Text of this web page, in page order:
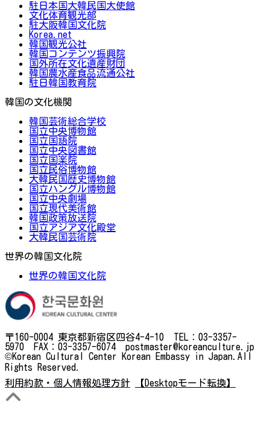
駐日本国大韓民国大使館
文化体育観光部
駐大阪韓国文化院
Korea.net
韓国観光公社
韓国コンテンツ振興院
国外所在文化遺産財団
韓国農水産食品流通公社
駐日韓国教育院
韓国の文化機関
韓国芸術総合学校
国立中央博物館
国立国語院
国立中央図書館
国立国楽院
国立民俗博物館
大韓民国歴史博物館
国立ハングル博物館
国立中央劇場
国立現代美術館
韓国政策放送院
国立アジア文化殿堂
大韓民国芸術院
世界の韓国文化院
世界の韓国文化院
〒160-0004 東京都新宿区四谷4-4-10 TEL：03-3357-
5970 FAX：03-3357-6074 postmaster@koreanculture.jp
©Korean Cultural Center Korean Embassy in Japan.All
Rights Reserved.
利用約款・個人情報処理方針
【Desktopモード転換】